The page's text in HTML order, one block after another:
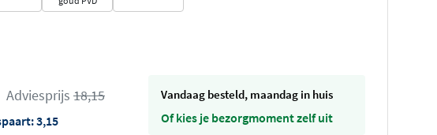
Adviesprijs 18,15
3,15
vandaag besteld, maandag in huis
Of kies je bezorgmoment zelf uit